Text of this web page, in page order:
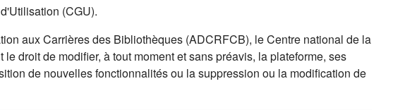
(CGU).
aux Carrières des Bibliothèques (ADCRFCB), le Centre national de la
droit de modifier, à tout moment et sans préavis, la plateforme, ses
de nouvelles fonctionnalités ou la suppression ou la modification de